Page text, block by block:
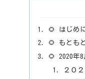
🌻 はじめ
🌻 もとも
🌻 2020年
２０